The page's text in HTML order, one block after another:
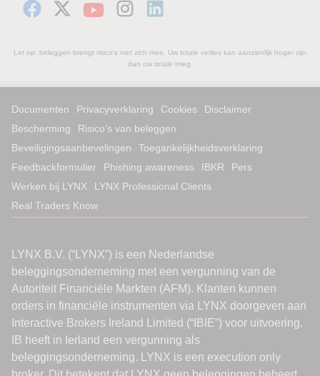
Let op: beleggen brengt risico's met zich mee. Uw totale verlies kan aanzienlijk hoger zijn
dan uw totale inleg.
Documenten Privacyverklaring Cookies
Disclaimer
Bescherming
Risico’s van beleggen
Beveiligingsaanbevelingen
Toegankelijkheidsverklaring
Feedbackformulier
Phishing awareness IBKR
Pers
Werken bij LYNX
LYNX Professional Clients
Real Traders Know